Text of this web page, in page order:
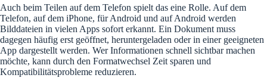
Auch beim Teilen auf dem Telefon spielt das eine Rolle. Auf dem
Telefon, auf dem iPhone, für Android und auf Android werden
Bilddateien in vielen Apps sofort erkannt. Ein Dokument muss
dagegen häufig erst geöffnet, heruntergeladen oder in einer geeigneten
App dargestellt werden. Wer Informationen schnell sichtbar machen
möchte, kann durch den Formatwechsel Zeit sparen und
Kompatibilitätsprobleme reduzieren.